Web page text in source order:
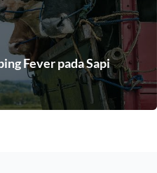
Fever pada Sapi